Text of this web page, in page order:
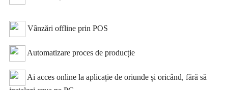
Vânzări offline prin POS
Automatizare proces de producție
Ai acces online la aplicație de oriunde și oricând, fără să